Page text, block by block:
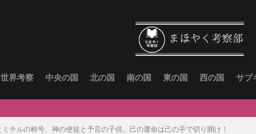
世界考察 中央の国 北の国 南の国 東の国 西の国 サブ
ミチルの称号、神の使徒と予言の子供。己の運命は己の手で切り開け！